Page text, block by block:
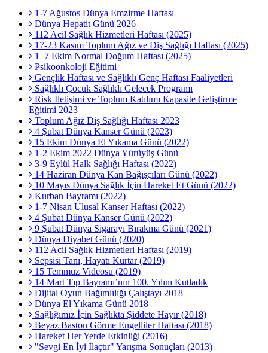
1-7 Ağustos Dünya Emzirme Haftası
Dünya Hepatit Günü 2026
112 Acil Sağlık Hizmetleri Haftası (2025)
17-23 Kasım Toplum Ağız ve Diş Sağlığı Haftası (2025)
1–7 Ekim Normal Doğum Haftası (2025)
Psikoonkoloji Eğitimi
Gençlik Haftası ve Sağlıklı Genç Haftası Faaliyetleri
Sağlıklı Çocuk Sağlıklı Gelecek Programı
Risk İletişimi ve Toplum Katılımı Kapasite Geliştirme
Eğitimi 2023
Toplum Ağız Diş Sağlığı Haftası 2023
4 Şubat Dünya Kanser Günü (2023)
15 Ekim Dünya El Yıkama Günü (2022)
1-2 Ekim 2022 Dünya Yürüyüş Günü
3-9 Eylül Halk Sağlığı Haftası (2022)
14 Haziran Dünya Kan Bağışçıları Günü (2022)
10 Mayıs Dünya Sağlık İçin Hareket Et Günü (2022)
Kurban Bayramı (2022)
1-7 Nisan Ulusal Kanser Haftası (2022)
4 Şubat Dünya Kanser Günü (2022)
9 Şubat Dünya Sigarayı Bırakma Günü (2021)
Dünya Diyabet Günü (2020)
112 Acil Sağlık Hizmetleri Haftası (2019)
Sepsisi Tanı, Hayatı Kurtar (2019)
15 Temmuz Videosu (2019)
14 Mart Tıp Bayramı’nın 100. Yılını Kutladık
Dijital Oyun Bağımlılığı Çalıştayı 2018
Dünya El Yıkama Günü 2018
Sağlığımız İçin Sağlıkta Şiddete Hayır (2018)
Beyaz Baston Görme Engelliler Haftası (2018)
Hareket Her Yerde Etkinliği (2016)
"Sevgi En İyi İlaçtır" Yarışma Sonuçları (2013)